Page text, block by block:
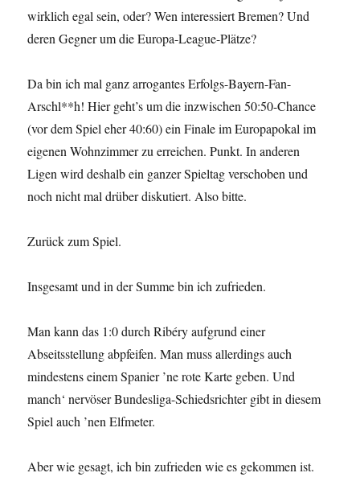
wirklich egal sein, oder? Wen interessiert Bremen? Und
deren Gegner um die Europa-League-Plätze?
Da bin ich mal ganz arrogantes Erfolgs-Bayern-Fan-
Arschl**h! Hier geht’s um die inzwischen 50:50-Chance
(vor dem Spiel eher 40:60) ein Finale im Europapokal im
eigenen Wohnzimmer zu erreichen. Punkt. In anderen
Ligen wird deshalb ein ganzer Spieltag verschoben und
noch nicht mal drüber diskutiert. Also bitte.
Zurück zum Spiel.
Insgesamt und in der Summe bin ich zufrieden.
Man kann das 1:0 durch Ribéry aufgrund einer
Abseitsstellung abpfeifen. Man muss allerdings auch
mindestens einem Spanier ’ne rote Karte geben. Und
manch‘ nervöser Bundesliga-Schiedsrichter gibt in diesem
Spiel auch ’nen Elfmeter.
Aber wie gesagt, ich bin zufrieden wie es gekommen ist.